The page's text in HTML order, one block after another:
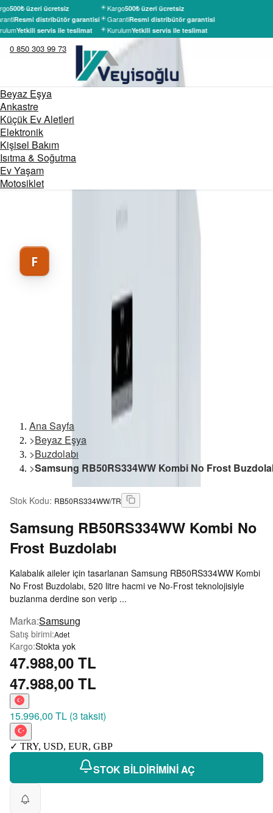
500₺ üzeri ücretsiz
Resmi distribütör garantisi
Yetkili servis ile teslimat
Kargo500₺ üzeri ücretsiz
GarantiResmi distribütör garantisi
KurulumYetkili servis ile teslimat
0 850 303 99 73
Beyaz Eşya
Ankastre
Küçük Ev Aletleri
Elektronik
Kişisel Bakım
Isıtma & Soğutma
Ev Yaşam
Motosiklet
F
Ana Sayfa
>Beyaz Eşya
>Buzdolabı
>Samsung RB50RS334WW Kombi No Frost
Stok Kodu: RB50RS334WW/TR
Samsung RB50RS334WW Kombi No
Frost Buzdolabı
Kalabalık aileler için tasarlanan Samsung RB50RS334WW Kombi
No Frost Buzdolabı, 520 litre hacmi ve No-Frost teknolojisiyle
buzlanma derdine son verip ...
Marka:Samsung
Satış birimi:Adet
Kargo:Stokta yok
47.988,00 TL
47.988,00 TL
15.996,00 TL (3 taksit)
✓ TRY, USD, EUR, GBP
STOK BİLDİRİMİNİ AÇ